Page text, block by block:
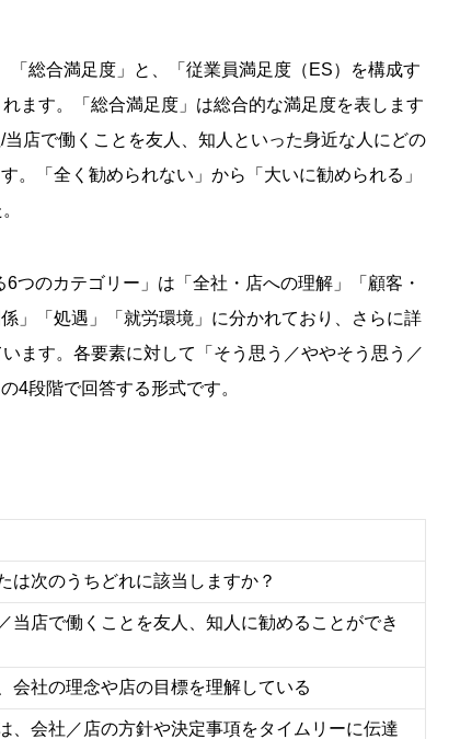
「総合満足度」と、「従業員満足度（ES）を構成す
ます。「総合満足度」は総合的な満足度を表します
店で働くことを友人、知人といった身近な人にどの
。「全く勧められない」から「大いに勧められる」
つのカテゴリー」は「全社・店への理解」「顧客・
」「処遇」「就労環境」に分かれており、さらに詳
ます。各要素に対して「そう思う／ややそう思う／
4段階で回答する形式です。
は次のうちどれに該当しますか？
当店で働くことを友人、知人に勧めることができ
会社の理念や店の目標を理解している
、会社／店の方針や決定事項をタイムリーに伝達